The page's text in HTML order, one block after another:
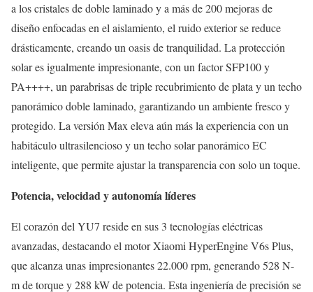
a los cristales de doble laminado y a más de 200 mejoras de
diseño enfocadas en el aislamiento, el ruido exterior se reduce
drásticamente, creando un oasis de tranquilidad. La protección
solar es igualmente impresionante, con un factor SFP100 y
PA++++, un parabrisas de triple recubrimiento de plata y un techo
panorámico doble laminado, garantizando un ambiente fresco y
protegido. La versión Max eleva aún más la experiencia con un
habitáculo ultrasilencioso y un techo solar panorámico EC
inteligente, que permite ajustar la transparencia con solo un toque.
Potencia, velocidad y autonomía líderes
El corazón del YU7 reside en sus 3 tecnologías eléctricas
avanzadas, destacando el motor Xiaomi HyperEngine V6s Plus,
que alcanza unas impresionantes 22.000 rpm, generando 528 N-
m de torque y 288 kW de potencia. Esta ingeniería de precisión se